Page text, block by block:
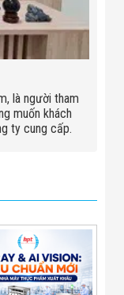
là người tham
muốn khách
ty cung cấp.